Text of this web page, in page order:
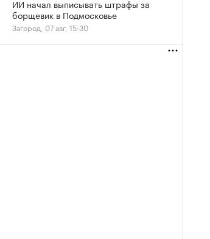
ИИ начал выписывать штрафы за
борщевик в Подмосковье
Загород, 07 авг, 15:30